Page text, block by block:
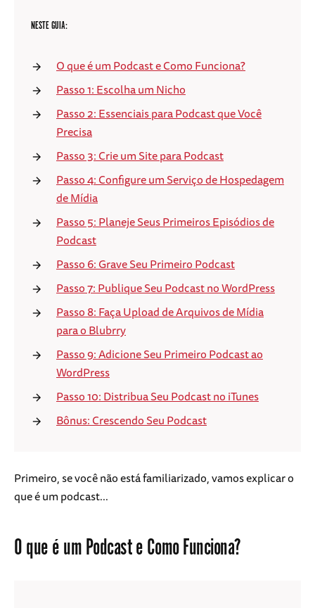
NESTE GUIA:
O que é um Podcast e Como Funciona?
Passo 1: Escolha um Nicho
Passo 2: Essenciais para Podcast que Você
Precisa
Passo 3: Crie um Site para Podcast
Passo 4: Configure um Serviço de Hospedagem
de Mídia
Passo 5: Planeje Seus Primeiros Episódios de
Podcast
Passo 6: Grave Seu Primeiro Podcast
Passo 7: Publique Seu Podcast no WordPress
Passo 8: Faça Upload de Arquivos de Mídia
para o Blubrry
Passo 9: Adicione Seu Primeiro Podcast ao
WordPress
Passo 10: Distribua Seu Podcast no iTunes
Bônus: Crescendo Seu Podcast
Primeiro, se você não está familiarizado, vamos explicar o
que é um podcast...
O que é um Podcast e Como Funciona?